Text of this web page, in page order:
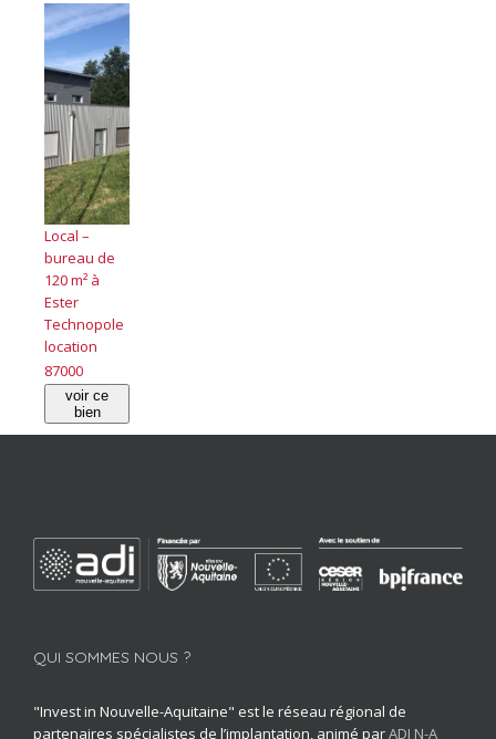
Local –
bureau de
120 m² à
Ester
Technopole
location
87000
voir ce
bien
QUI SOMMES NOUS ?
"Invest in Nouvelle-Aquitaine" est le réseau régional de
partenaires spécialistes de l’implantation, animé parADI N-A